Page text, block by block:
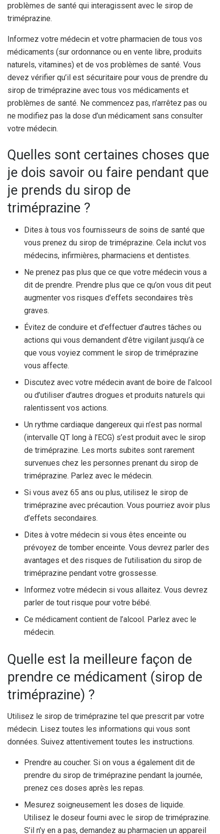
problèmes de santé qui interagissent avec le sirop de
triméprazine.
Informez votre médecin et votre pharmacien de tous vos
médicaments (sur ordonnance ou en vente libre, produits
naturels, vitamines) et de vos problèmes de santé. Vous
devez vérifier qu’il est sécuritaire pour vous de prendre du
sirop de triméprazine avec tous vos médicaments et
problèmes de santé. Ne commencez pas, n’arrêtez pas ou
ne modifiez pas la dose d’un médicament sans consulter
votre médecin.
Quelles sont certaines choses que
je dois savoir ou faire pendant que
je prends du sirop de
triméprazine ?
Dites à tous vos fournisseurs de soins de santé que
vous prenez du sirop de triméprazine. Cela inclut vos
médecins, infirmières, pharmaciens et dentistes.
Ne prenez pas plus que ce que votre médecin vous a
dit de prendre. Prendre plus que ce qu’on vous dit peut
augmenter vos risques d’effets secondaires très
graves.
Évitez de conduire et d’effectuer d’autres tâches ou
actions qui vous demandent d’être vigilant jusqu’à ce
que vous voyiez comment le sirop de triméprazine
vous affecte.
Discutez avec votre médecin avant de boire de l’alcool
ou d’utiliser d’autres drogues et produits naturels qui
ralentissent vos actions.
Un rythme cardiaque dangereux qui n’est pas normal
(intervalle QT long à l’ECG) s’est produit avec le sirop
de triméprazine. Les morts subites sont rarement
survenues chez les personnes prenant du sirop de
triméprazine. Parlez avec le médecin.
Si vous avez 65 ans ou plus, utilisez le sirop de
triméprazine avec précaution. Vous pourriez avoir plus
d’effets secondaires.
Dites à votre médecin si vous êtes enceinte ou
prévoyez de tomber enceinte. Vous devrez parler des
avantages et des risques de l’utilisation du sirop de
triméprazine pendant votre grossesse.
Informez votre médecin si vous allaitez. Vous devrez
parler de tout risque pour votre bébé.
Ce médicament contient de l’alcool. Parlez avec le
médecin.
Quelle est la meilleure façon de
prendre ce médicament (sirop de
triméprazine) ?
Utilisez le sirop de triméprazine tel que prescrit par votre
médecin. Lisez toutes les informations qui vous sont
données. Suivez attentivement toutes les instructions.
Prendre au coucher. Si on vous a également dit de
prendre du sirop de triméprazine pendant la journée,
prenez ces doses après les repas.
Mesurez soigneusement les doses de liquide.
Utilisez le doseur fourni avec le sirop de triméprazine.
S’il n’y en a pas, demandez au pharmacien un appareil